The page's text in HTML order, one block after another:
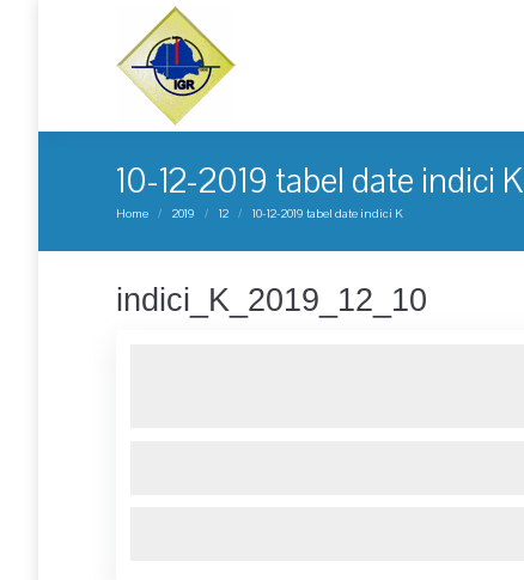
10-12-2019 tabel date indici K
You are here:
Home 2019 12 10-12-2019 tabel date indici K
indici_K_2019_12_10